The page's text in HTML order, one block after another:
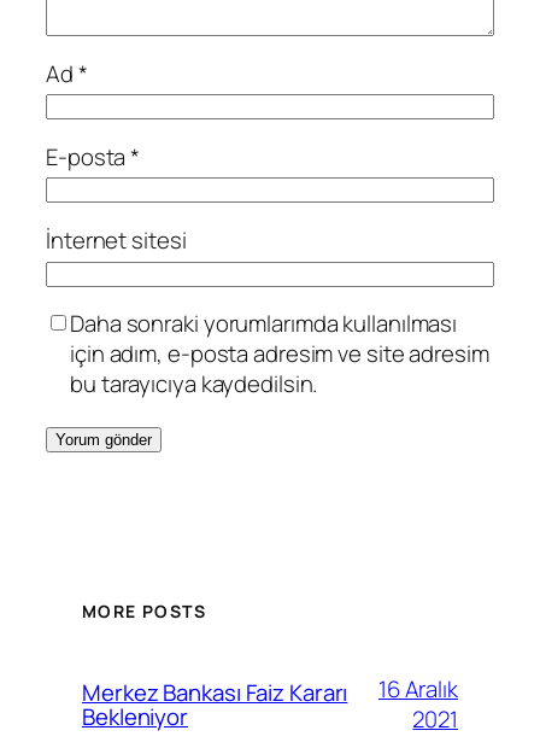
Ad*
E-posta*
İnternet sitesi
Daha sonraki yorumlarımda kullanılması
için adım, e-posta adresim ve site adresim
bu tarayıcıya kaydedilsin.
MORE POSTS
Merkez Bankası Faiz Kararı
Bekleniyor
16 Aralık
2021